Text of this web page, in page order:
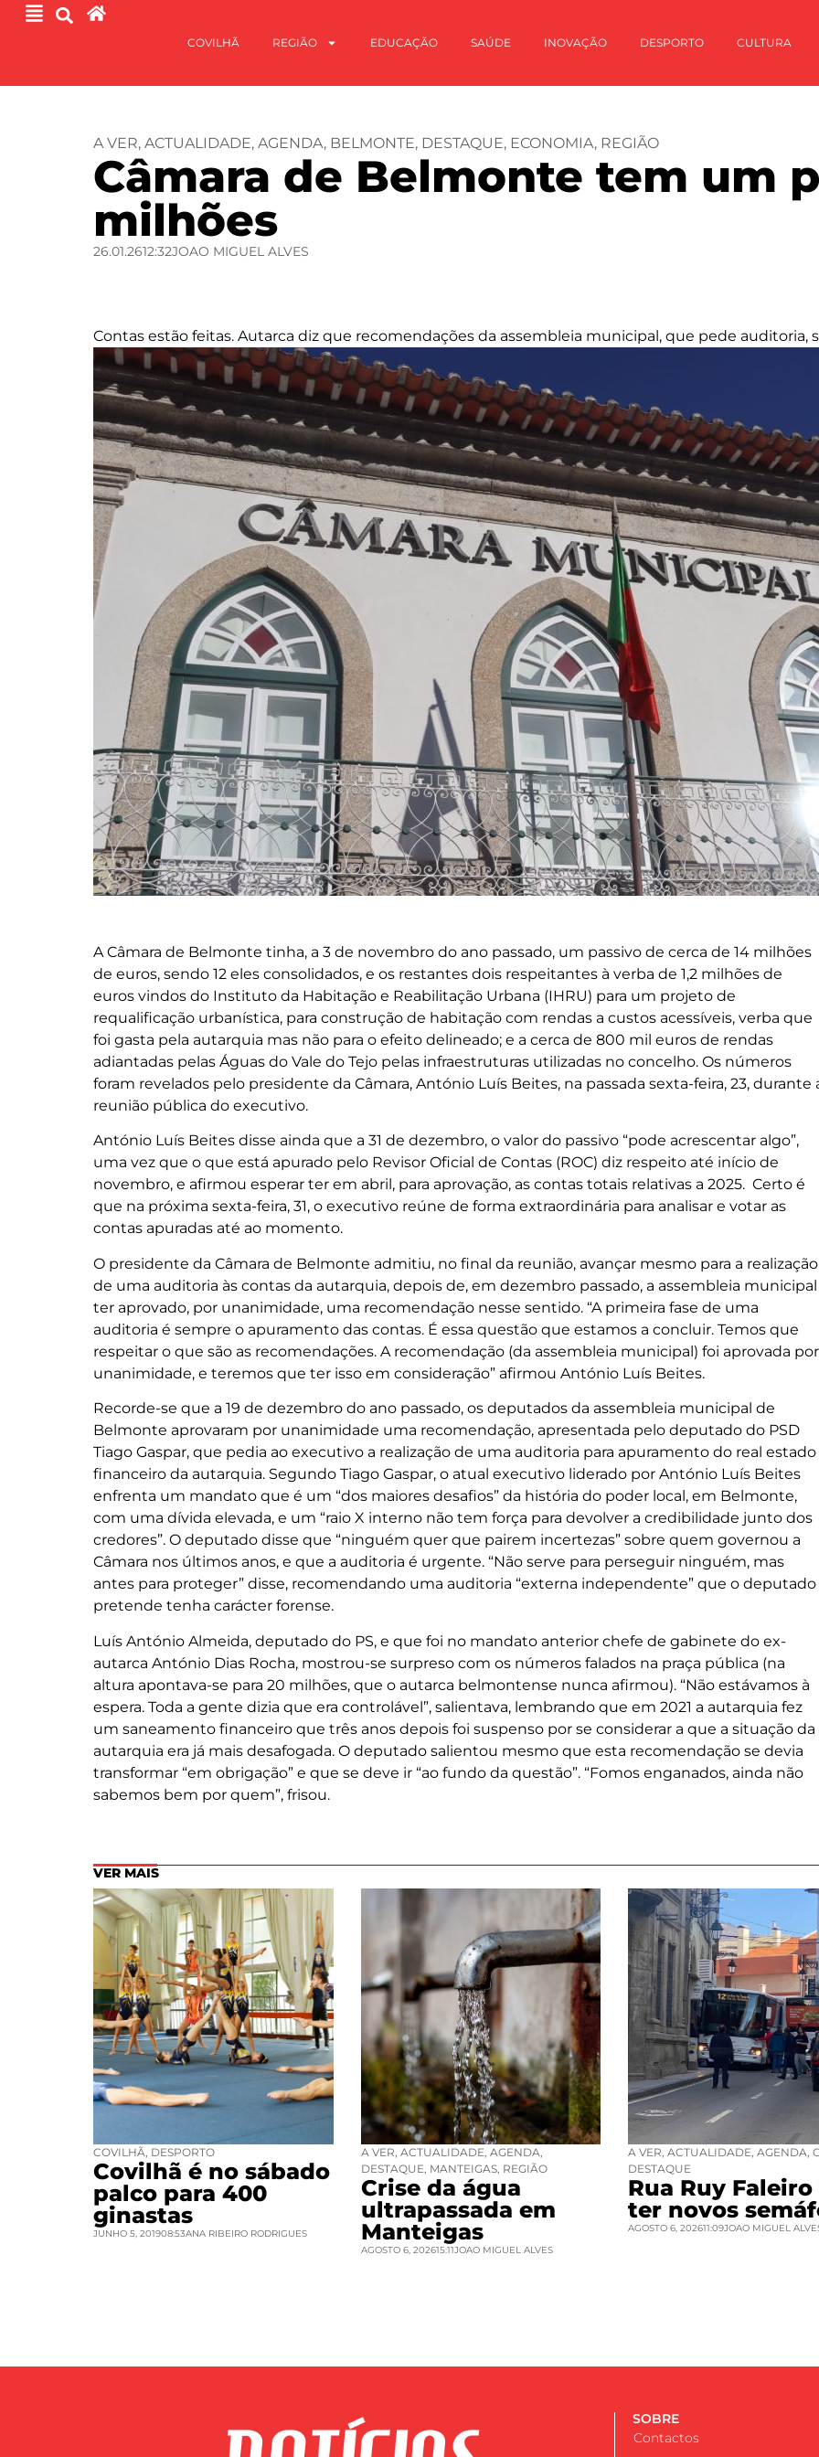
COVILHÃ REGIÃO EDUCAÇÃO SAÚDE INOVAÇÃO DESPORTO CULTURA
A VER, ACTUALIDADE, AGENDA, BELMONTE, DESTAQUE, ECONOMIA, REGIÃO
Câmara de Belmonte tem um
milhões
26.01.2612:32JOAO MIGUEL ALVES
Contas estão feitas. Autarca diz que recomendações da assembleia municipal, que pede auditoria,
A Câmara de Belmonte tinha, a 3 de novembro do ano passado, um passivo de cerca de 14 milhões
de euros, sendo 12 eles consolidados, e os restantes dois respeitantes à verba de 1,2 milhões de
euros vindos do Instituto da Habitação e Reabilitação Urbana (IHRU) para um projeto de
requalificação urbanística, para construção de habitação com rendas a custos acessíveis, verba que
foi gasta pela autarquia mas não para o efeito delineado; e a cerca de 800 mil euros de rendas
adiantadas pelas Águas do Vale do Tejo pelas infraestruturas utilizadas no concelho. Os números
foram revelados pelo presidente da Câmara, António Luís Beites, na passada sexta-feira, 23, durante
reunião pública do executivo.
António Luís Beites disse ainda que a 31 de dezembro, o valor do passivo “pode acrescentar algo”,
uma vez que o que está apurado pelo Revisor Oficial de Contas (ROC) diz respeito até início de
novembro, e afirmou esperar ter em abril, para aprovação, as contas totais relativas a 2025. Certo é
que na próxima sexta-feira, 31, o executivo reúne de forma extraordinária para analisar e votar as
contas apuradas até ao momento.
O presidente da Câmara de Belmonte admitiu, no final da reunião, avançar mesmo para a realização
de uma auditoria às contas da autarquia, depois de, em dezembro passado, a assembleia municipal
ter aprovado, por unanimidade, uma recomendação nesse sentido. “A primeira fase de uma
auditoria é sempre o apuramento das contas. É essa questão que estamos a concluir. Temos que
respeitar o que são as recomendações. A recomendação (da assembleia municipal) foi aprovada por
unanimidade, e teremos que ter isso em consideração” afirmou António Luís Beites.
Recorde-se que a 19 de dezembro do ano passado, os deputados da assembleia municipal de
Belmonte aprovaram por unanimidade uma recomendação, apresentada pelo deputado do PSD
Tiago Gaspar, que pedia ao executivo a realização de uma auditoria para apuramento do real estado
financeiro da autarquia. Segundo Tiago Gaspar, o atual executivo liderado por António Luís Beites
enfrenta um mandato que é um “dos maiores desafios” da história do poder local, em Belmonte,
com uma dívida elevada, e um “raio X interno não tem força para devolver a credibilidade junto dos
credores”. O deputado disse que “ninguém quer que pairem incertezas” sobre quem governou a
Câmara nos últimos anos, e que a auditoria é urgente. “Não serve para perseguir ninguém, mas
antes para proteger” disse, recomendando uma auditoria “externa independente” que o deputado
pretende tenha carácter forense.
Luís António Almeida, deputado do PS, e que foi no mandato anterior chefe de gabinete do ex-
autarca António Dias Rocha, mostrou-se surpreso com os números falados na praça pública (na
altura apontava-se para 20 milhões, que o autarca belmontense nunca afirmou). “Não estávamos à
espera. Toda a gente dizia que era controlável”, salientava, lembrando que em 2021 a autarquia fez
um saneamento financeiro que três anos depois foi suspenso por se considerar a que a situação da
autarquia era já mais desafogada. O deputado salientou mesmo que esta recomendação se devia
transformar “em obrigação” e que se deve ir “ao fundo da questão”. “Fomos enganados, ainda não
sabemos bem por quem”, frisou.
VER MAIS
COVILHÃ DESPORTO
Covilhã é no sábado
palco para 400
ginastas
JUNHO 5, 201908:53ANA RIBEIRO RODRIGUES
A VER ACTUALIDADE AGENDA
DESTAQUE MANTEIGAS, REGIÃO
Crise da água
ultrapassada em
Manteigas
AGOSTO 6, 202615:11JOAO MIGUEL ALVES
A VER ACTUALIDADE AGENDA
DESTAQUE
Rua Ruy Faleiro
ter novos
AGOSTO 6, 202611:09JOAO MIGUEL
SOBRE
Contactos